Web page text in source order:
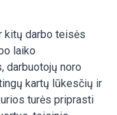
kitų darbo teisės
laiko
darbuotojų noro
kartų lūkesčių ir
turės priprasti